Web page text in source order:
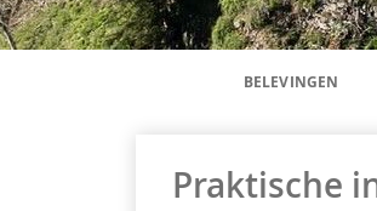
BELEVINGEN
Praktische